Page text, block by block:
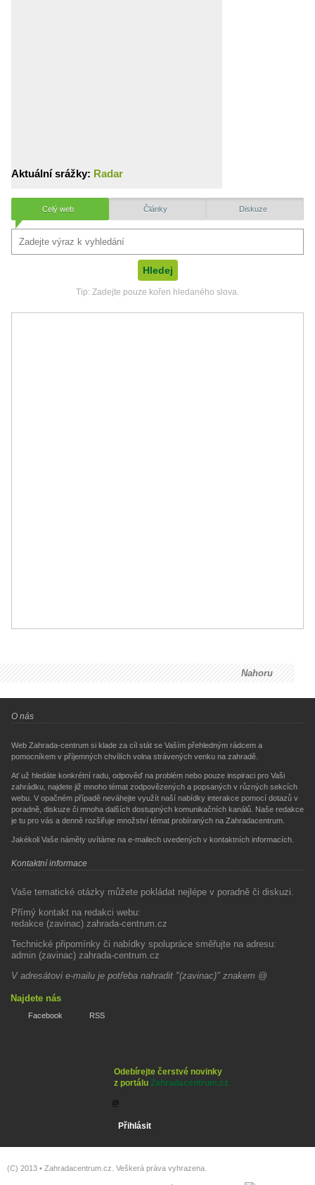
Aktuální srážky: Radar
Celý web Články Diskuze
Tip: Zadejte pouze kořen hledaného slova.
Nahoru
O nás
Web Zahrada-centrum si klade za cíl stát se Vaším přehledným rádcem a
pomocníkem v příjemných chvílích volna strávených venku na zahradě.
Ať už hledáte konkrétní radu, odpověď na problém nebo pouze inspiraci pro Vaši
zahrádku, najdete již mnoho témat zodpovězených a popsaných v různých sekcích
webu. V opačném případě neváhejte využít naší nabídky interakce pomocí dotazů v
poradně, diskuze či mnoha dalších dostupných komunikačních kanálů. Naše redakce
je tu pro vás a denně rozšiřuje množství témat probíraných na Zahradacentrum.
Jakékoli Vaše náměty uvítáme na e-mailech uvedených v kontaktních informacích.
Kontaktní informace
Vaše tematické otázky můžete pokládat nejlépe v poradně či diskuzi.
Přímý kontakt na redakci webu:
redakce (zavinac) zahrada-centrum.cz
Technické připomínky či nabídky spolupráce směřujte na adresu:
admin (zavinac) zahrada-centrum.cz
V adresátovi e-mailu je potřeba nahradit "(zavinac)" znakem @
Najdete nás
Facebook RSS
Odebírejte čerstvé novinky
z portálu Zahradacentrum.cz
(C) 2013 • Zahradacentrum.cz . Veškerá práva vyhrazena.